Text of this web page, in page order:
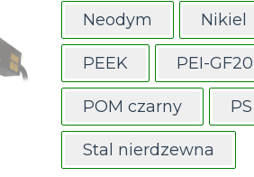
Neodym Nikiel
PEEK PEI-GF20
POM czarny PS
Stal nierdzewna